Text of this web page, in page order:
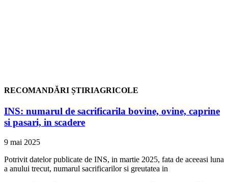
RECOMANDĂRI ȘTIRIAGRICOLE
INS: numarul de sacrificarila bovine, ovine, caprine
si pasari, in scadere
9 mai 2025
Potrivit datelor publicate de INS, in martie 2025, fata de aceeasi luna
a anului trecut, numarul sacrificarilor si greutatea in